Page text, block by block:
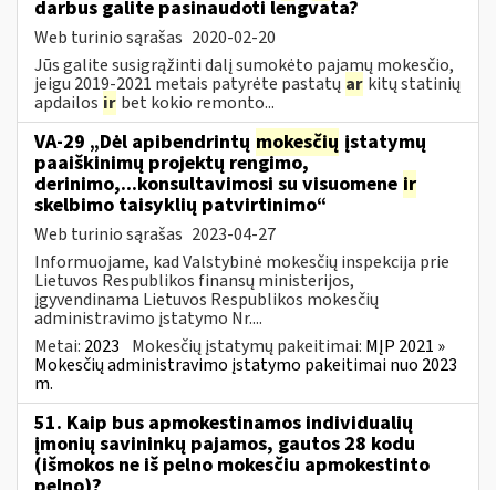
darbus galite pasinaudoti lengvata?
Web turinio sąrašas 2020-02-20
Jūs galite susigrąžinti dalį sumokėto pajamų mokesčio,
jeigu 2019-2021 metais patyrėte pastatų ar kitų statinių
apdailos ir bet kokio remonto...
VA-29 „Dėl apibendrintų mokesčių įstatymų
paaiškinimų projektų rengimo,
derinimo,...konsultavimosi su visuomene ir
skelbimo taisyklių patvirtinimo“
Web turinio sąrašas 2023-04-27
Informuojame, kad Valstybinė mokesčių inspekcija prie
Lietuvos Respublikos finansų ministerijos,
įgyvendinama Lietuvos Respublikos mokesčių
administravimo įstatymo Nr....
Metai: 2023 Mokesčių įstatymų pakeitimai: MĮP 2021 »
Mokesčių administravimo įstatymo pakeitimai nuo 2023
m.
51. Kaip bus apmokestinamos individualių
įmonių savininkų pajamos, gautos 28 kodu
(išmokos ne iš pelno mokesčiu apmokestinto